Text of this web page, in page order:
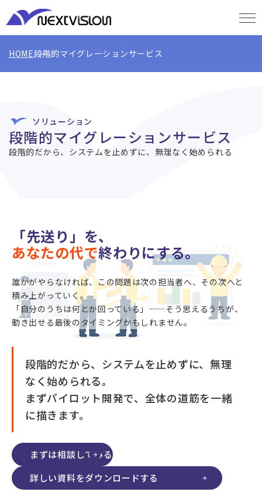
HOME段階的マイグレーションサービス
ソリューション
段階的マイグレーションサービス
段階的だから、システムを止めずに、無理なく始められる
「先送り」を、
あなたの代で終わりにする。
誰かがやらなければ、この問題は次の担当者へ、その次へと
積み上がっていく。
「自分のうちは何とか回っている」——そう思えるうちが、
動き出せる最後のタイミングかもしれません。
段階的だから、システムを止めずに、無理
なく始められる。
まずパイロット開発で、全体の道筋を一緒
に描きます。
まずは相談してみる
詳しい資料をダウンロードする